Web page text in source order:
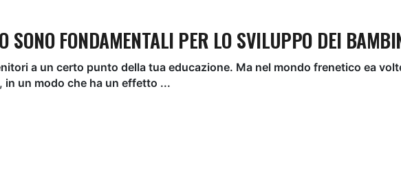
SONO FONDAMENTALI PER LO SVILUPPO DEI
a un certo punto della tua educazione. Ma nel mondo frenetico ea
un modo che ha un effetto